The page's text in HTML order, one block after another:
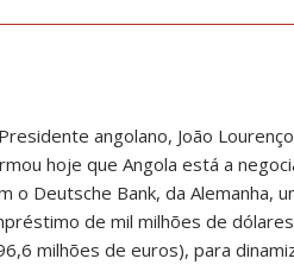
angolano, João
hoje que Angola está a
o Deutsche Bank, da Alemanha,
de mil milhões de dólares
milhões de euros), para